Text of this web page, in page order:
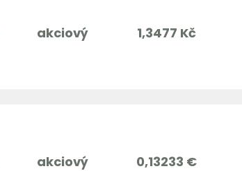
akciový 1,3477 Kč
akciový 0,13233 €